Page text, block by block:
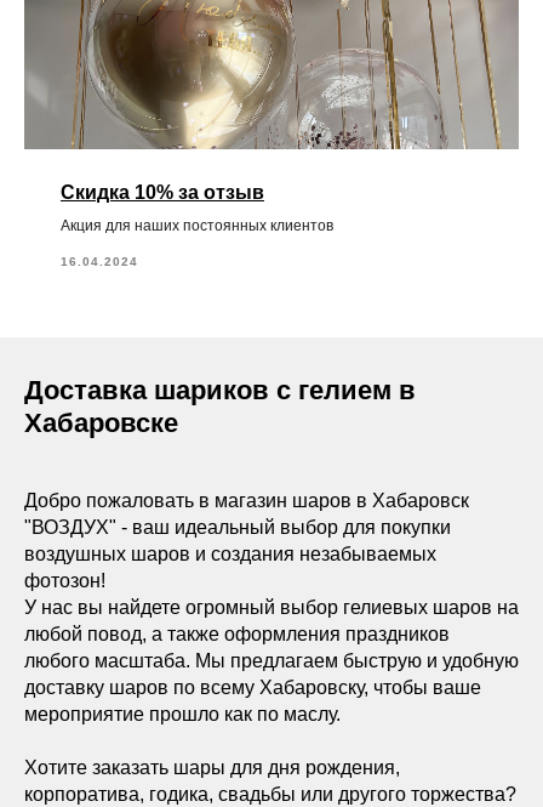
Скидка 10% за отзыв
Акция для наших постоянных клиентов
16.04.2024
Доставка шариков с гелием в
Хабаровске
Добро пожаловать в магазин шаров в Хабаровск
"ВОЗДУХ" - ваш идеальный выбор для покупки
воздушных шаров и создания незабываемых
фотозон!
У нас вы найдете огромный выбор гелиевых шаров на
любой повод, а также оформления праздников
любого масштаба. Мы предлагаем быструю и удобную
доставку шаров по всему Хабаровску, чтобы ваше
мероприятие прошло как по маслу.
Хотите заказать шары для дня рождения,
корпоратива, годика, свадьбы или другого торжества?